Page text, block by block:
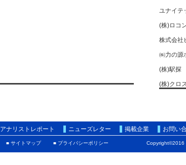
ユナイテ
(株)ロコ
株式会社
㈱力の源
(株)駅探
(株)クロ
(株)セッ
テクマト
アナリストレポート ニューズレター 掲載企業 お問い
■ プライバシーポリシー
■ サイトマップ Copyright©2016